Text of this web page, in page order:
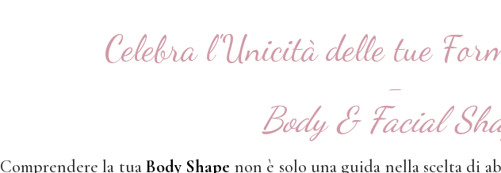
Celebra l'Unicità delle tue
-
Body & Facial
Comprendere la tuaBody Shape non è solo una guida nella scelta di